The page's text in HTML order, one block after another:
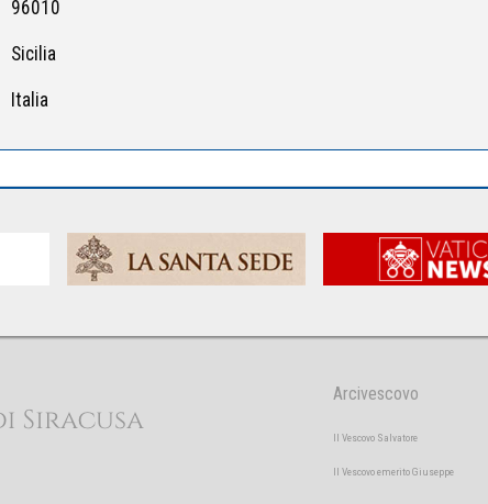
96010
Sicilia
Italia
Arcivescovo
Il Vescovo Salvatore
Il Vescovo emerito Giuseppe